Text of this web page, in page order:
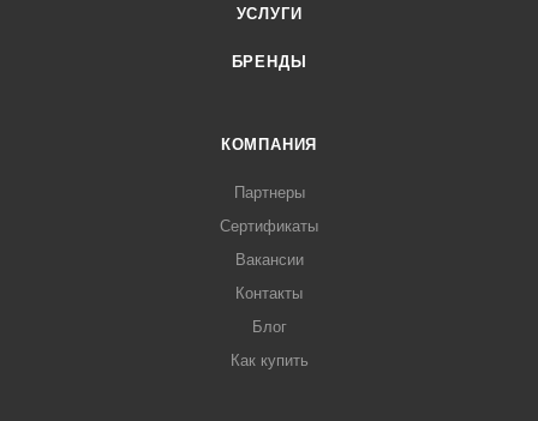
УСЛУГИ
БРЕНДЫ
КОМПАНИЯ
Партнеры
Сертификаты
Вакансии
Контакты
Блог
Как купить